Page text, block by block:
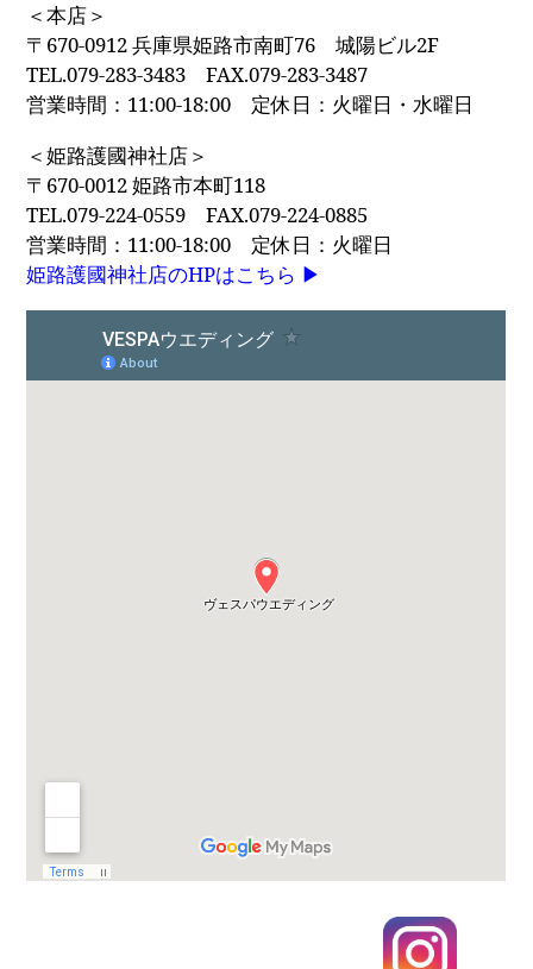
＜本店＞
〒670-0912 兵庫県姫路市南町76 城陽ビル2F
TEL.079-283-3483 FAX.079-283-3487
営業時間：11:00-18:00 定休日：火曜日・水曜日
＜姫路護國神社店＞
〒670-0012 姫路市本町118
TEL.079-224-0559FAX.079-224-0885
営業時間：11:00-18:00 定休日：火曜日
姫路護國神社店のHPはこちら ▶︎